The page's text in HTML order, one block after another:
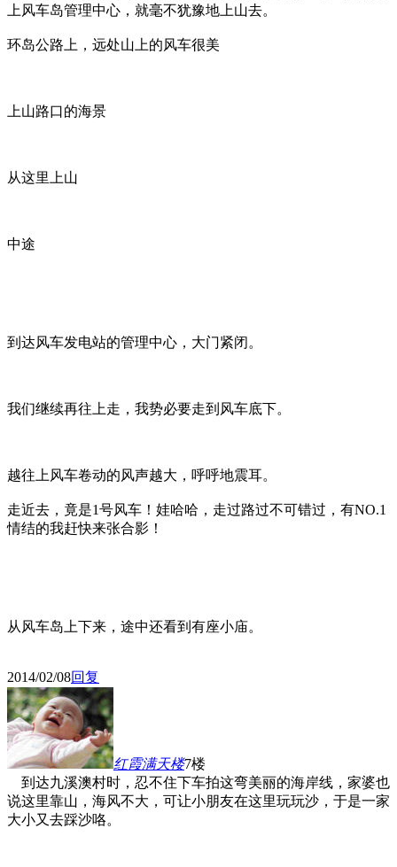
上风车岛管理中心，就毫不犹豫地上山去。
环岛公路上，远处山上的风车很美
上山路口的海景
从这里上山
中途
到达风车发电站的管理中心，大门紧闭。
我们继续再往上走，我势必要走到风车底下。
越往上风车卷动的风声越大，呼呼地震耳。
走近去，竟是1号风车！娃哈哈，走过路过不可错过，有NO.1
情结的我赶快来张合影！
从风车岛上下来，途中还看到有座小庙。
2014/02/08回复
红霞满天楼7楼
到达九溪澳村时，忍不住下车拍这弯美丽的海岸线，家婆也
说这里靠山，海风不大，可让小朋友在这里玩玩沙，于是一家
大小又去踩沙咯。